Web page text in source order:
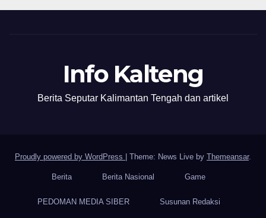
Info Kalteng
Berita Seputar Kalimantan Tengah dan artikel
Proudly powered by WordPress Theme: News Live by Themeansar.
Berita Berita Nasional Game
PEDOMAN MEDIA SIBER Susunan Redaksi